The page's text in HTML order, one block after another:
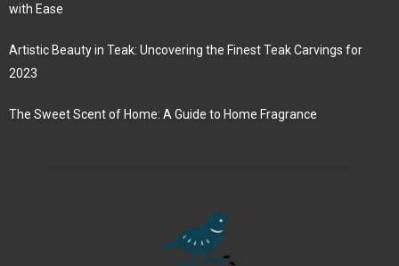
with Ease
Artistic Beauty in Teak: Uncovering the Finest Teak Carvings for
2023
The Sweet Scent of Home: A Guide to Home Fragrance